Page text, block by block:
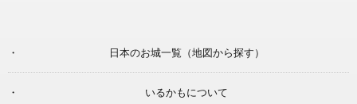
日本のお城一覧（地図から探す）
いるかもについて